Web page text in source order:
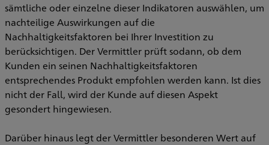
sämtliche oder einzelne dieser Indikatoren auswählen, um
nachteilige Auswirkungen auf die
Nachhaltigkeitsfaktoren bei Ihrer Investition zu
berücksichtigen. Der Vermittler prüft sodann, ob dem
Kunden ein seinen Nachhaltigkeitsfaktoren
entsprechendes Produkt empfohlen werden kann. Ist dies
nicht der Fall, wird der Kunde auf diesen Aspekt
gesondert hingewiesen.
Darüber hinaus legt der Vermittler besonderen Wert auf